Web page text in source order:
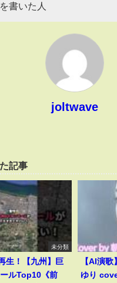
書いた人
joltwave
記事
未分類
生！【九州】巨
ルTop10《前
【AI演
ゆり